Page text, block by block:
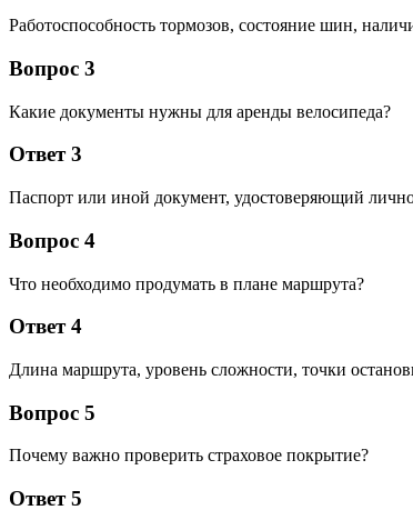
Работоспособность тормозов, состояние шин,
Вопрос 3
Какие документы нужны для аренды велосипеда?
Ответ 3
Паспорт или иной документ, удостоверяющий
Вопрос 4
Что необходимо продумать в плане маршрута?
Ответ 4
Длина маршрута, уровень сложности, точки
Вопрос 5
Почему важно проверить страховое покрытие?
Ответ 5